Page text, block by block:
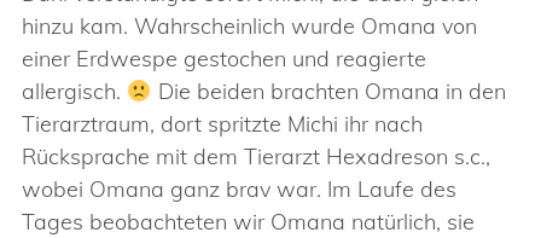
hinzu kam. Wahrscheinlich wurde Omana von
einer Erdwespe gestochen und reagierte
allergisch.
Die beiden brachten Omana in den
Tierarztraum, dort spritzte Michi ihr nach
Rücksprache mit dem Tierarzt Hexadreson s.c.,
wobei Omana ganz brav war. Im Laufe des
Tages beobachteten wir Omana natürlich, sie